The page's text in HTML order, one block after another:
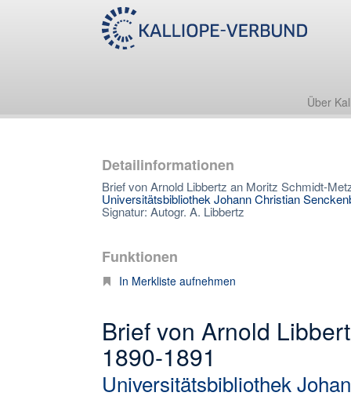
Über
Detailinformationen
Brief von Arnold Libbertz an Moritz Schmidt-
Universitätsbibliothek Johann Christian
Signatur: Autogr. A. Libbertz
Funktionen
In Merkliste aufnehmen
Brief von Arnold
1890-1891
Universitätsbibliothek